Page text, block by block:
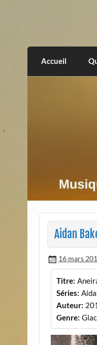
Clair
Accueil
Aidan
16 mars
Titre:
Séries:
Auteur:
Genre: